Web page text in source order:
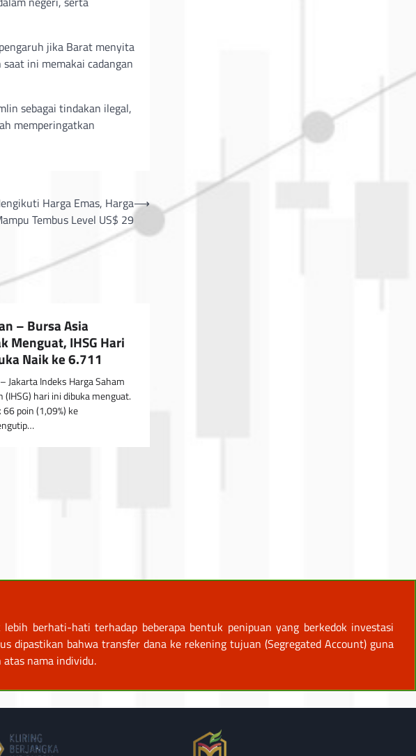
jika Barat menyita
ini memakai cadangan
sebagai tindakan ilegal,
memperingatkan
Harga Emas, Harga
Tembus Level US$ 29
⟶
– Bursa Asia
Menguat, IHSG Hari
Naik ke 6.711
Jakarta Indeks Harga Saham
(IHSG) hari ini dibuka menguat.
66 poin (1,09%) ke
berhati-hati terhadap beberapa bentuk penipuan yang berkedok investasi
dipastikan bahwa transfer dana ke rekening tujuan (Segregated Account) guna
atas nama individu.